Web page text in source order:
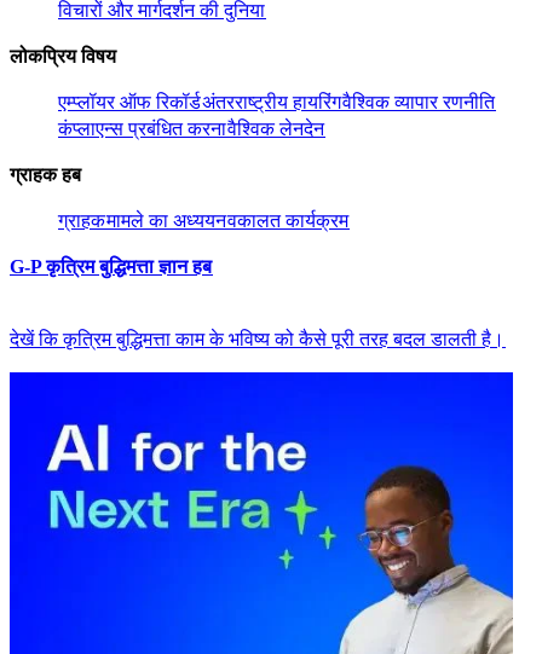
विचारों और मार्गदर्शन की दुनिया​​
लोकप्रिय विषय​​
एम्प्लॉयर ऑफ रिकॉर्ड​​अंतरराष्ट्रीय हायरिंग​​वैश्विक व्यापार रणनीति​​
कंप्लाएन्स प्रबंधित करना​​वैश्विक लेनदेन​​
ग्राहक हब​​
ग्राहक​​मामले का अध्ययन​​वकालत कार्यक्रम​​
G-P कृत्रिम बुद्धिमत्ता ज्ञान हब​​
देखें कि कृत्रिम बुद्धिमत्ता काम के भविष्य को कैसे पूरी तरह बदल डालती है।​​